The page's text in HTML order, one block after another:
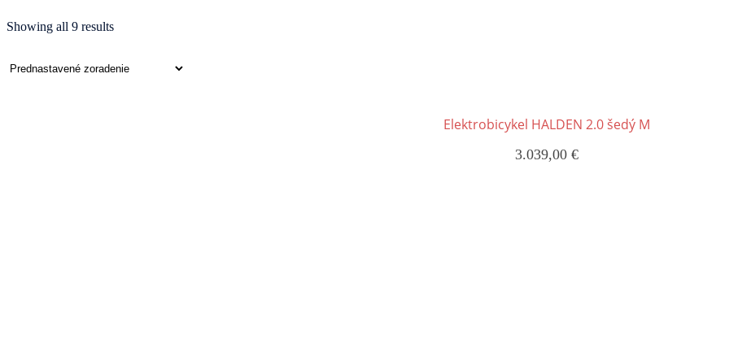
Showing all 9 results
Elektrobicykel HALDEN 2.0 šedý M
3.039,00 €